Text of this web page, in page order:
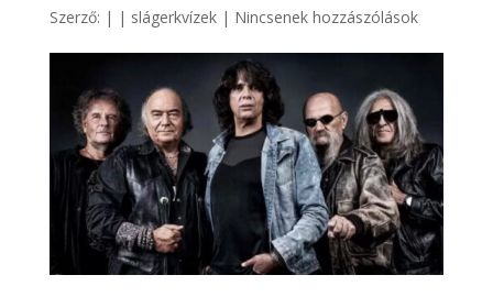
Szerző: | | slágerkvízek| Nincsenek hozzászólások